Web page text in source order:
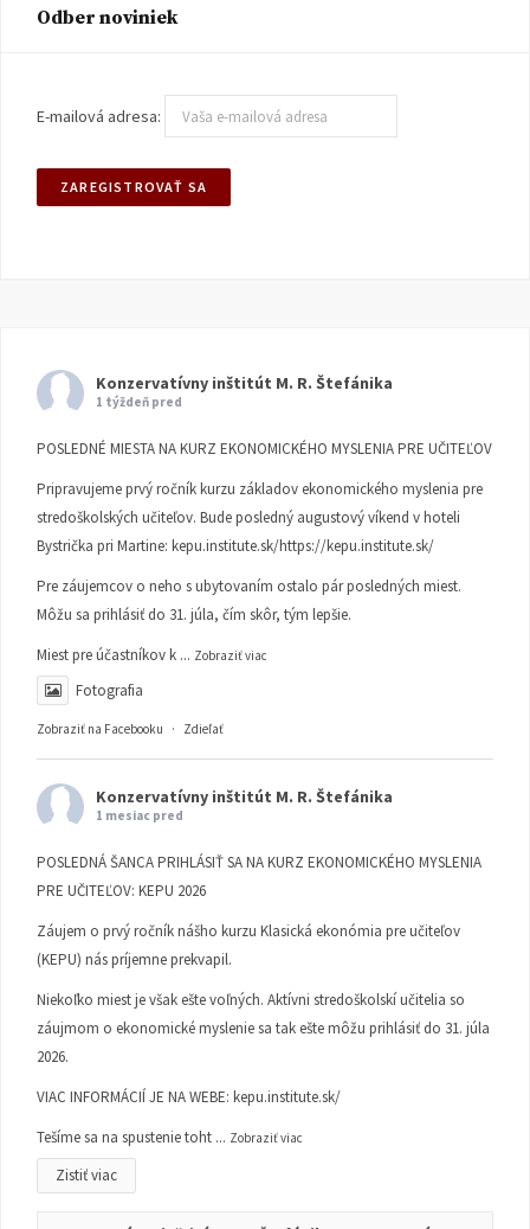
Odber noviniek
E-mailová adresa:
Konzervatívny inštitút M. R. Štefánika
1 týždeň pred
POSLEDNÉ MIESTA NA KURZ EKONOMICKÉHO MYSLENIA PRE UČITEĽOV
Pripravujeme prvý ročník kurzu základov ekonomického myslenia pre
stredoškolských učiteľov. Bude posledný augustový víkend v hoteli
Bystrička pri Martine: kepu.institute.sk/https://kepu.institute.sk/
Pre záujemcov o neho s ubytovaním ostalo pár posledných miest.
Môžu sa prihlásiť do 31. júla, čím skôr, tým lepšie.
Miest pre účastníkov k ... Zobraziť viac
Fotografia
Zobraziť na Facebooku · Zdieľať
Konzervatívny inštitút M. R. Štefánika
1 mesiac pred
POSLEDNÁ ŠANCA PRIHLÁSIŤ SA NA KURZ EKONOMICKÉHO MYSLENIA
PRE UČITEĽOV: KEPU 2026
Záujem o prvý ročník nášho kurzu Klasická ekonómia pre učiteľov
(KEPU) nás príjemne prekvapil.
Niekoľko miest je však ešte voľných. Aktívni stredoškolskí učitelia so
záujmom o ekonomické myslenie sa tak ešte môžu prihlásiť do 31. júla
2026.
VIAC INFORMÁCIÍ JE NA WEBE: kepu.institute.sk/
Tešíme sa na spustenie toht ... Zobraziť viac
Zistiť viac